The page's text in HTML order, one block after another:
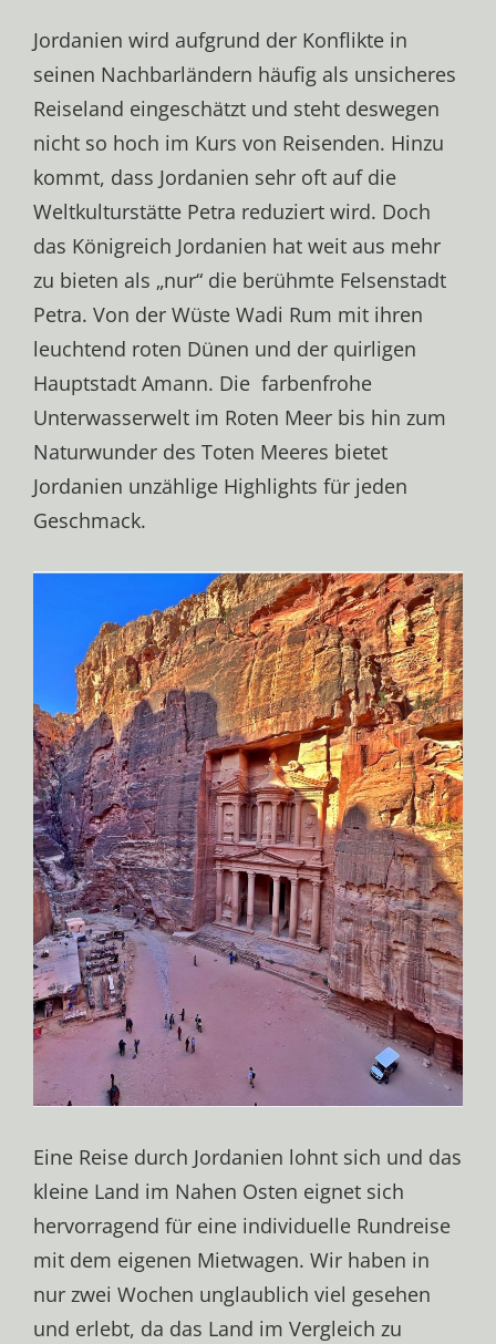
Jordanien wird aufgrund der Konflikte in
seinen Nachbarländern häufig als unsicheres
Reiseland eingeschätzt und steht deswegen
nicht so hoch im Kurs von Reisenden. Hinzu
kommt, dass Jordanien sehr oft auf die
Weltkulturstätte Petra reduziert wird. Doch
das Königreich Jordanien hat weit aus mehr
zu bieten als „nur“ die berühmte Felsenstadt
Petra. Von der Wüste Wadi Rum mit ihren
leuchtend roten Dünen und der quirligen
Hauptstadt Amann. Die farbenfrohe
Unterwasserwelt im Roten Meer bis hin zum
Naturwunder des Toten Meeres bietet
Jordanien unzählige Highlights für jeden
Geschmack.
Eine Reise durch Jordanien lohnt sich und das
kleine Land im Nahen Osten eignet sich
hervorragend für eine individuelle Rundreise
mit dem eigenen Mietwagen. Wir haben in
nur zwei Wochen unglaublich viel gesehen
und erlebt, da das Land im Vergleich zu